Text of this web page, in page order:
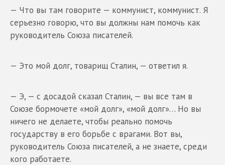
— Что вы там говорите — коммунист, коммунист. Я
серьезно говорю, что вы должны нам помочь как
руководитель Союза писателей.
— Это мой долг, товарищ Сталин, — ответил я.
— Э, — с досадой сказал Сталин, — вы все там в
Союзе бормочете «мой долг», «мой долг»… Но вы
ничего не делаете, чтобы реально помочь
государству в его борьбе с врагами. Вот вы,
руководитель Союза писателей, а не знаете, среди
кого работаете.